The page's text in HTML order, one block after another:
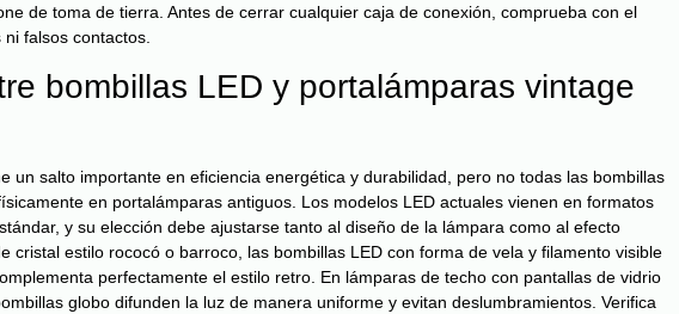
de toma de tierra. Antes de cerrar cualquier caja de conexión, comprueba con el
falsos contactos.
bombillas LED y portalámparas vintage
un salto importante en eficiencia energética y durabilidad, pero no todas las bombillas
en portalámparas antiguos. Los modelos LED actuales vienen en formatos
y su elección debe ajustarse tanto al diseño de la lámpara como al efecto
cristal estilo rococó o barroco, las bombillas LED con forma de vela y filamento visible
perfectamente el estilo retro. En lámparas de techo con pantallas de vidrio
globo difunden la luz de manera uniforme y evitan deslumbramientos. Verifica